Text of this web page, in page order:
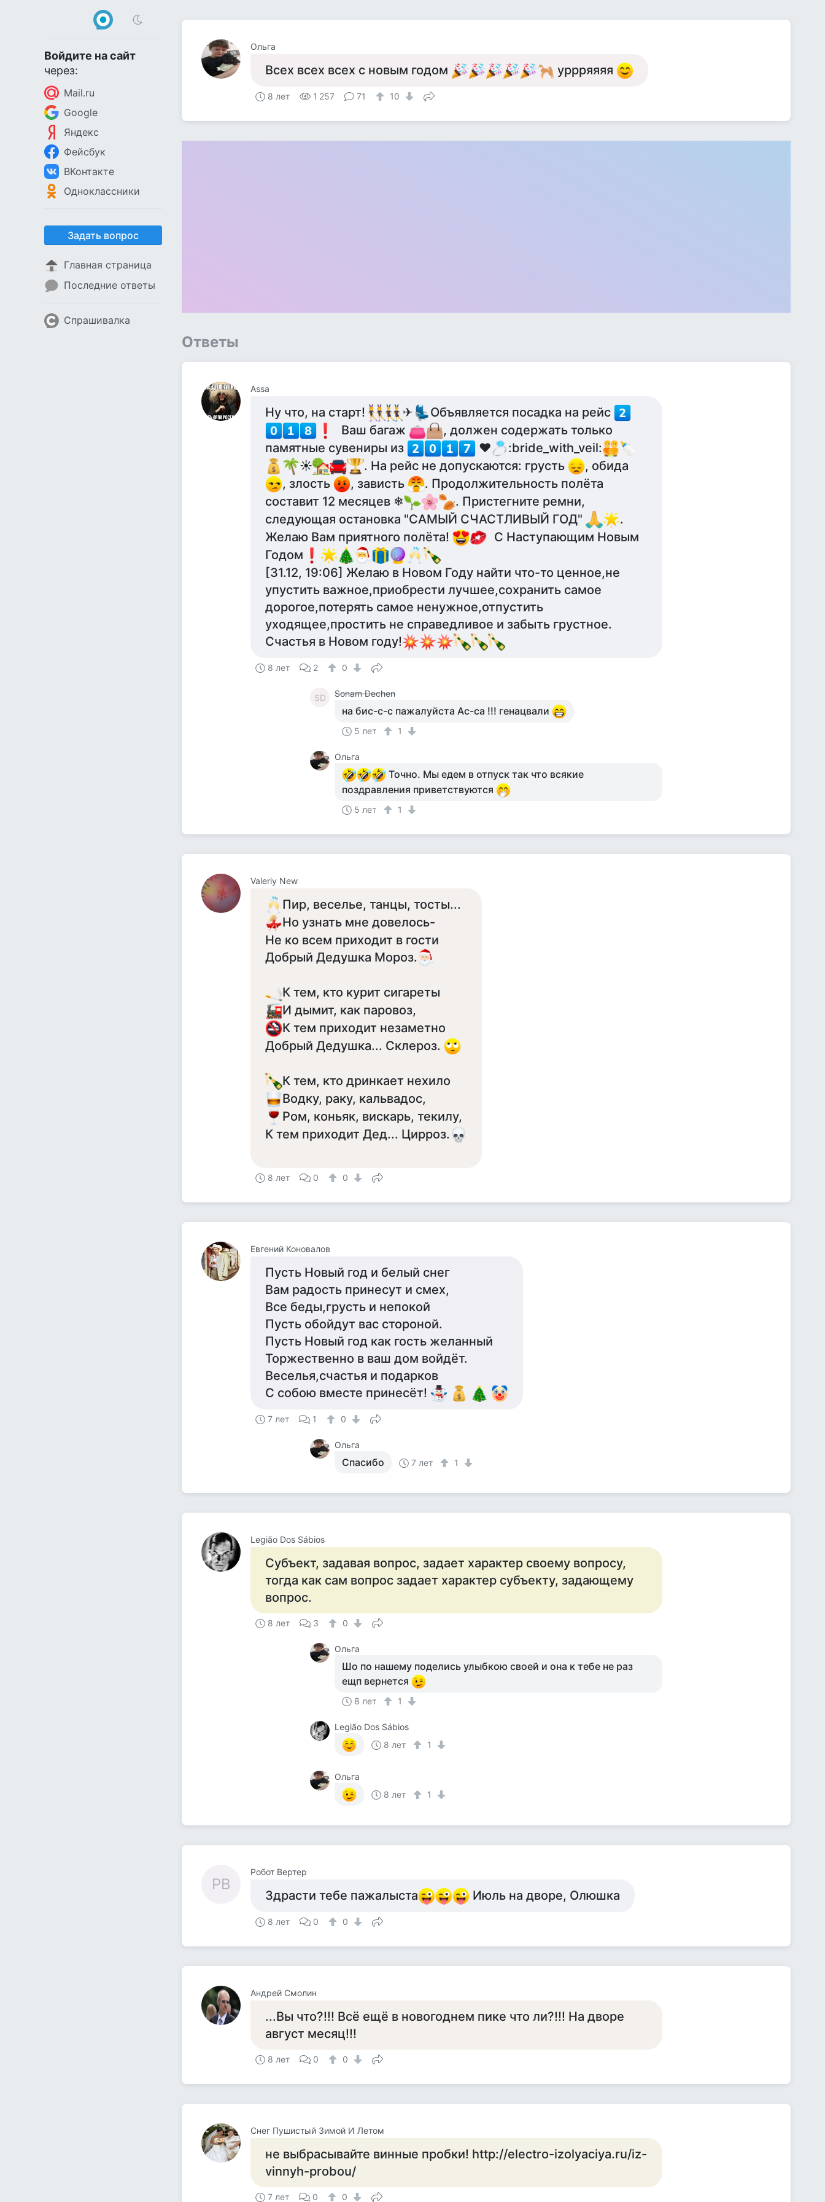
Войдите на сайт
через:
Mail.ru
Google
Яндекс
Фейсбук
ВКонтакте
Одноклассники
Задать вопрос
Главная страница
Последние ответы
Спрашивалка
Ольга
Всех всех всех с новым годом уррряяяя
8 лет 1 257 71 10
Ответы
Assa
Ну что, на старт! ✈
Объявляется посадка на рейс
Ваш багаж
, должен содержать только
памятные сувениры из
❤
:bride_with_veil:
☀
. На рейс не допускаются: грусть
, обида
, злость
, зависть
. Продолжительность полёта
составит 12 месяцев ❄
. Пристегните ремни,
следующая остановка "САМЫЙ СЧАСТЛИВЫЙ ГОД"
.
Желаю Вам приятного полёта!
С Наступающим Новым
Годом
[31.12, 19:06] Желаю в Новом Году найти что-то ценное,не
упустить важное,приобрести лучшее,сохранить самое
дорогое,потерять самое ненужное,отпустить
уходящее,простить не справедливое и забыть грустное.
Счастья в Новом году!
8 лет 2 0
SD Sonam Dechen
на бис-с-с пажалуйста Ас-са !!! генацвали
5 лет 1
Ольга
Точно. Мы едем в отпуск так что всякие
поздравления приветствуются
5 лет 1
Valeriy New
Пир, веселье, танцы, тосты...
Но узнать мне довелось-
Не ко всем приходит в гости
Добрый Дедушка Мороз.
К тем, кто курит сигареты
И дымит, как паровоз,
К тем приходит незаметно
Добрый Дедушка... Склероз.
К тем, кто дринкает нехило
Водку, раку, кальвадос,
Ром, коньяк, вискарь, текилу,
К тем приходит Дед... Цирроз.
8 лет 0 0
Евгений Коновалов
Пусть Новый год и белый снег
Вам радость принесут и смех,
Все беды,грусть и непокой
Пусть обойдут вас стороной.
Пусть Новый год как гость желанный
Торжественно в ваш дом войдёт.
Веселья,счастья и подарков
С собою вместе принесёт!
7 лет 1 0
Ольга
Спасибо 7 лет 1
Legião Dos Sábios
Субъект, задавая вопрос, задает характер своему вопросу,
тогда как сам вопрос задает характер субъекту, задающему
вопрос.
8 лет 3 0
Ольга
Шо по нашему поделись улыбкою своей и она к тебе не раз
ещп вернется
8 лет 1
Legião Dos Sábios
8 лет
1
Ольга
8 лет
1
РВ
Робот Вертер
Здрасти тебе пажалыста Июль на дворе, Олюшка
8 лет 0 0
Андрей Смолин
...Вы что?!!! Всё ещё в новогоднем пике что ли?!!! На дворе
август месяц!!!
8 лет 0 0
Снег Пушистый Зимой И Летом
не выбрасывайте винные пробки! http://electro-izolyaciya.ru/iz-
vinnyh-probou/
7 лет 0 0